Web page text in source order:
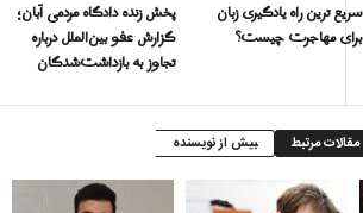
پخش زنده دادگاه مردمی آبان؛
گزارش عفو بین‌الملل درباره
تجاوز به بازداشت‌شدگان
سریع ترین راه یادگیری زبان
برای مهاجرت چیست؟
مقالات مرتبط بیش از نویسنده